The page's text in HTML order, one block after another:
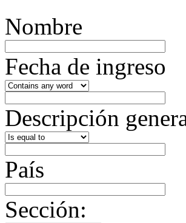
Nombre
Fecha de ingreso
Descripción
País
Sección: